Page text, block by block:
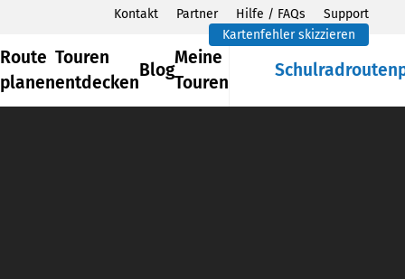
Kontakt Partner Hilfe / FAQs
Support
Kartenfehler skizzieren
Route
planen
Touren
entdecken
Blog
Meine
Touren